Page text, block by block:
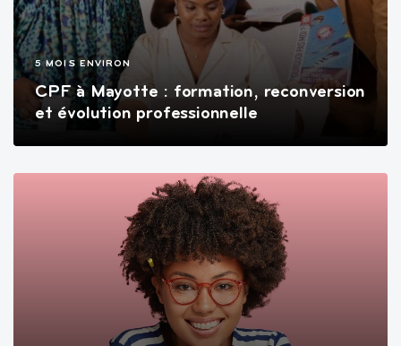
5 MOIS ENVIRON
CPF à Mayotte : formation, reconversion
et évolution professionnelle